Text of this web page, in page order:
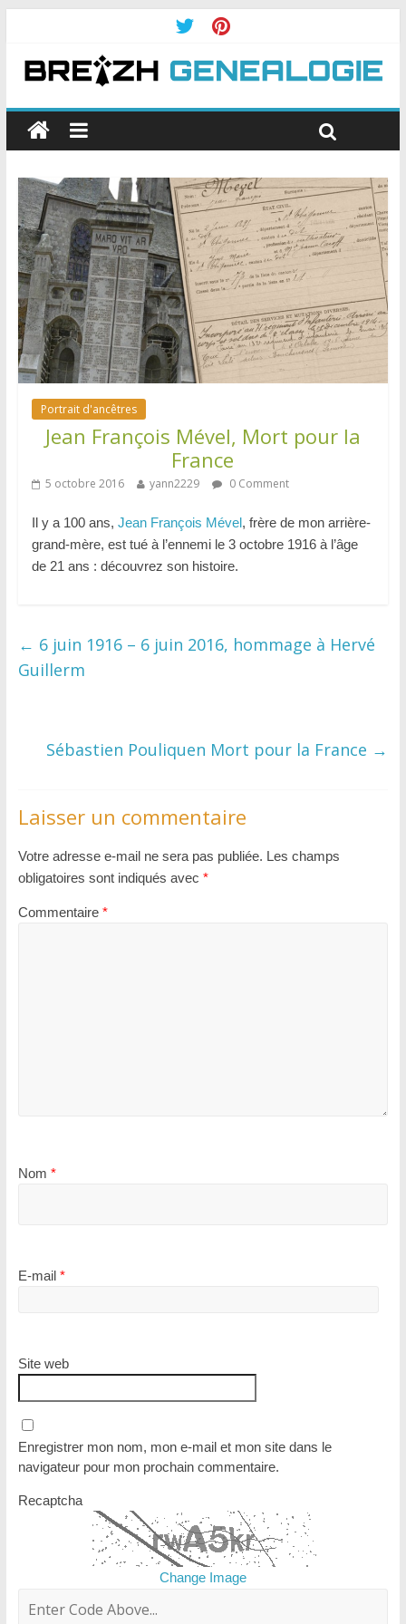
Portrait d'ancêtres
Jean François Mével, Mort pour la
France
5 octobre 2016 yann2229 0 Comment
Il y a 100 ans, Jean François Mével, frère de mon arrière-
grand-mère, est tué à l’ennemi le 3 octobre 1916 à l’âge
de 21 ans : découvrez son histoire.
← 6 juin 1916 – 6 juin 2016, hommage à Hervé
Guillerm
Sébastien Pouliquen Mort pour la France →
Laisser un commentaire
Votre adresse e-mail ne sera pas publiée. Les champs
obligatoires sont indiqués avec *
Commentaire *
Nom *
E-mail *
Site web
Enregistrer mon nom, mon e-mail et mon site dans le
navigateur pour mon prochain commentaire.
Recaptcha
Change Image